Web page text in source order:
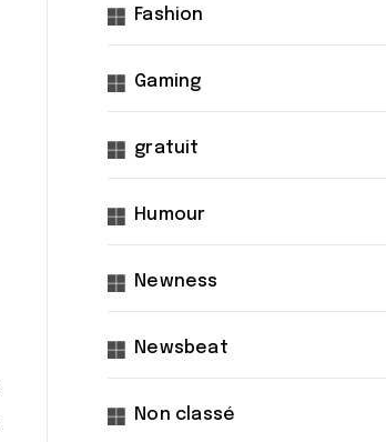
Fashion
Gaming
gratuit
Humour
Newness
Newsbeat
Non classé